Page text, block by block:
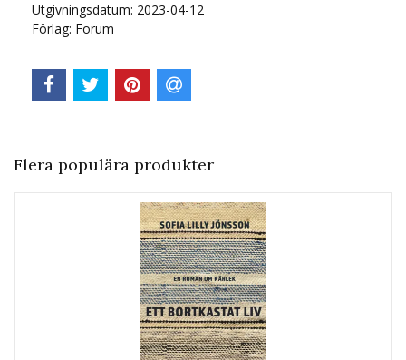
Utgivningsdatum: 2023-04-12
Förlag: Forum
Flera populära produkter